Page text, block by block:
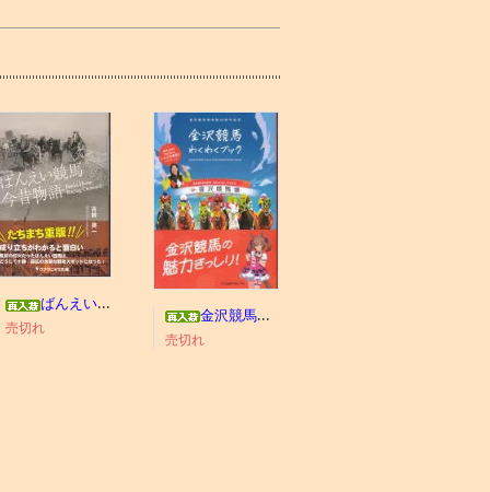
ばんえい競馬今昔物語
売切れ
金沢競馬わくわくブック
売切れ